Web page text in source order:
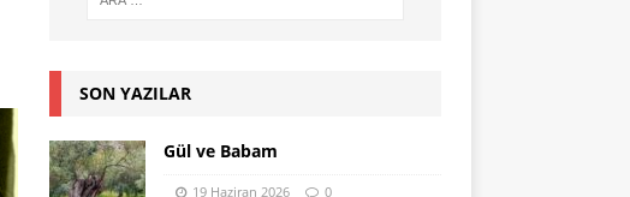
SON YAZILAR
Gül ve Babam
19 Haziran 2026 0